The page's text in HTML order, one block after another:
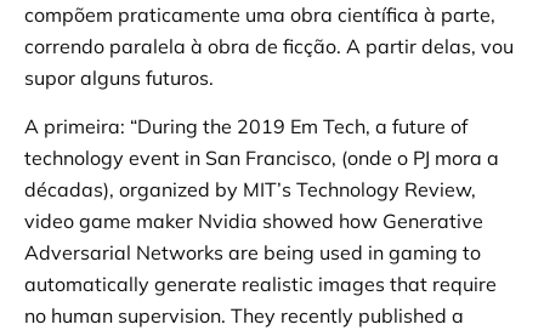
compõem praticamente uma obra científica à parte,
correndo paralela à obra de ficção. A partir delas, vou
supor alguns futuros.
A primeira: “During the 2019 Em Tech, a future of
technology event in San Francisco, (onde o PJ mora a
décadas), organized by MIT’s Technology Review,
video game maker Nvidia showed how Generative
Adversarial Networks are being used in gaming to
automatically generate realistic images that require
no human supervision. They recently published a